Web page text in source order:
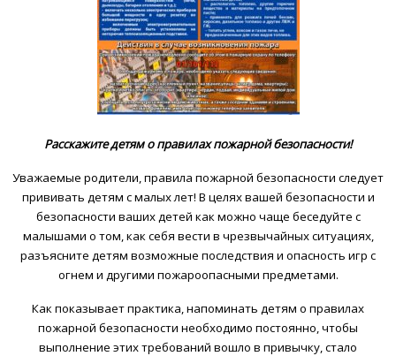
Расскажите детям о правилах пожарной безопасности!
Уважаемые родители, правила пожарной безопасности следует
прививать детям с малых лет! В целях вашей безопасности и
безопасности ваших детей как можно чаще беседуйте с
малышами о том, как себя вести в чрезвычайных ситуациях,
разъясните детям возможные последствия и опасность игр с
огнем и другими пожароопасными предметами.
Как показывает практика, напоминать детям о правилах
пожарной безопасности необходимо постоянно, чтобы
выполнение этих требований вошло в привычку, стало